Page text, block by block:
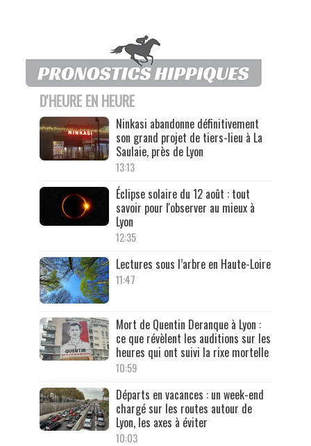
D'HEURE EN HEURE
Ninkasi abandonne définitivement
son grand projet de tiers-lieu à La
Saulaie, près de Lyon
13:13
Éclipse solaire du 12 août : tout
savoir pour l'observer au mieux à
Lyon
12:35
Lectures sous l’arbre en Haute-Loire
11:47
Mort de Quentin Deranque à Lyon :
ce que révèlent les auditions sur les
heures qui ont suivi la rixe mortelle
10:59
Départs en vacances : un week-end
chargé sur les routes autour de
Lyon, les axes à éviter
10:03